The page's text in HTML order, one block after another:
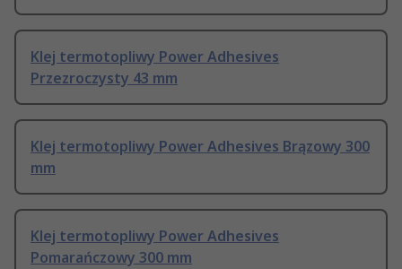
Klej termotopliwy Power Adhesives
Przezroczysty 43 mm
Klej termotopliwy Power Adhesives Brązowy 300
mm
Klej termotopliwy Power Adhesives
Pomarańczowy 300 mm